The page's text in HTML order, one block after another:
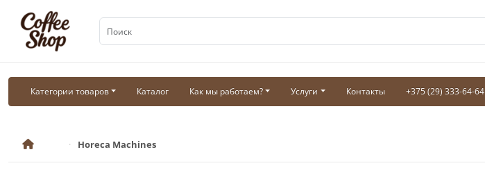
Категории товаров Каталог Как мы работаем? Услуги Контакты +375 (29) 333-64-64
Horeca Machines